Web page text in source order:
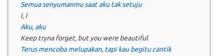
Semua senyumanmu saat aku tak setuju
I, I
Aku, aku
Keep tryna forget, but you were beautiful
Terus mencoba melupakan, tapi kau begitu cantik